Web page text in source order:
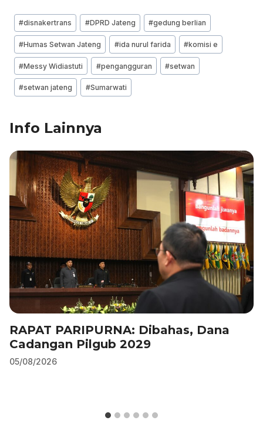
c
e
b
o
o
k
e
dI
n
at
s
A
p
p
e
gr
a
m
ai
l
ar
e
Post
Tags:
#disnakertrans #DPRD Jateng #gedung berlian
#Humas Setwan Jateng #ida nurul farida #komisi e
#Messy Widiastuti #pengangguran #setwan
#setwan jateng #Sumarwati
Info Lainnya
RAPAT PARIPURNA: Dibahas, Dana
Cadangan Pilgub 2029
05/08/2026